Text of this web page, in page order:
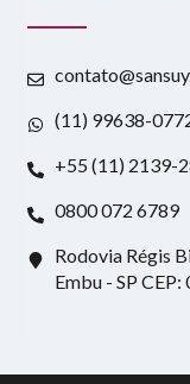
(11) 99638-
+55 (11) 2139-
0800 072 6789
Rodovia Régis
Embu - SP